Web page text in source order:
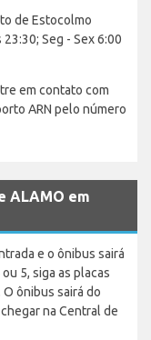
de Estocolmo
Seg - Sex 6:00
em contato com
ARN pelo número
ALAMO em
e o ônibus sairá
5, siga as placas
ônibus sairá do
na Central de